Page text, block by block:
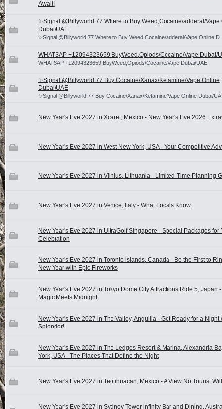
Await!
✨Signal @Billyworld.77 Where to Buy Weed,Cocaine/adderal/Vape
Dubai/UAE
✨Signal @Billyworld.77 Where to Buy Weed,Cocaine/adderal/Vape Online D
WHATSAP +12094323659 BuyWeed,Opiods/Cocaine/Vape Dubai/
WHATSAP +12094323659 BuyWeed,Opiods/Cocaine/Vape Dubai/UAE
✨Signal @Billyworld.77 Buy Cocaine/Xanax/Ketamine/Vape Online
Dubai/UAE
✨Signal @Billyworld.77 Buy Cocaine/Xanax/Ketamine/Vape Online Dubai/UA
New Year's Eve 2027 in Xcaret, Mexico - New Year's Eve 2026
New Year's Eve 2027 in West New York, USA - Your Competitive
New Year's Eve 2027 in Vilnius, Lithuania - Limited-Time Planning
New Year's Eve 2027 in Venice, Italy - What Locals Know
New Year's Eve 2027 in UltraGolf Singapore - Special Packages for
Celebration
New Year's Eve 2027 in Toronto islands, Canada - Be the First to
New Year with Epic Fireworks
New Year's Eve 2027 in Tokyo Dome City Attractions Ride 5, Japan
Magic Meets Midnight
New Year's Eve 2027 in The Valley, Anguilla - Get Ready for a Night
Splendor!
New Year's Eve 2027 in The Ledges Resort & Marina, Alexandria
York, USA - The Places That Define the Night
New Year's Eve 2027 in Teotihuacan, Mexico - A View No Tourist
New Year's Eve 2027 in Sydney Tower infinity Bar and Dining,